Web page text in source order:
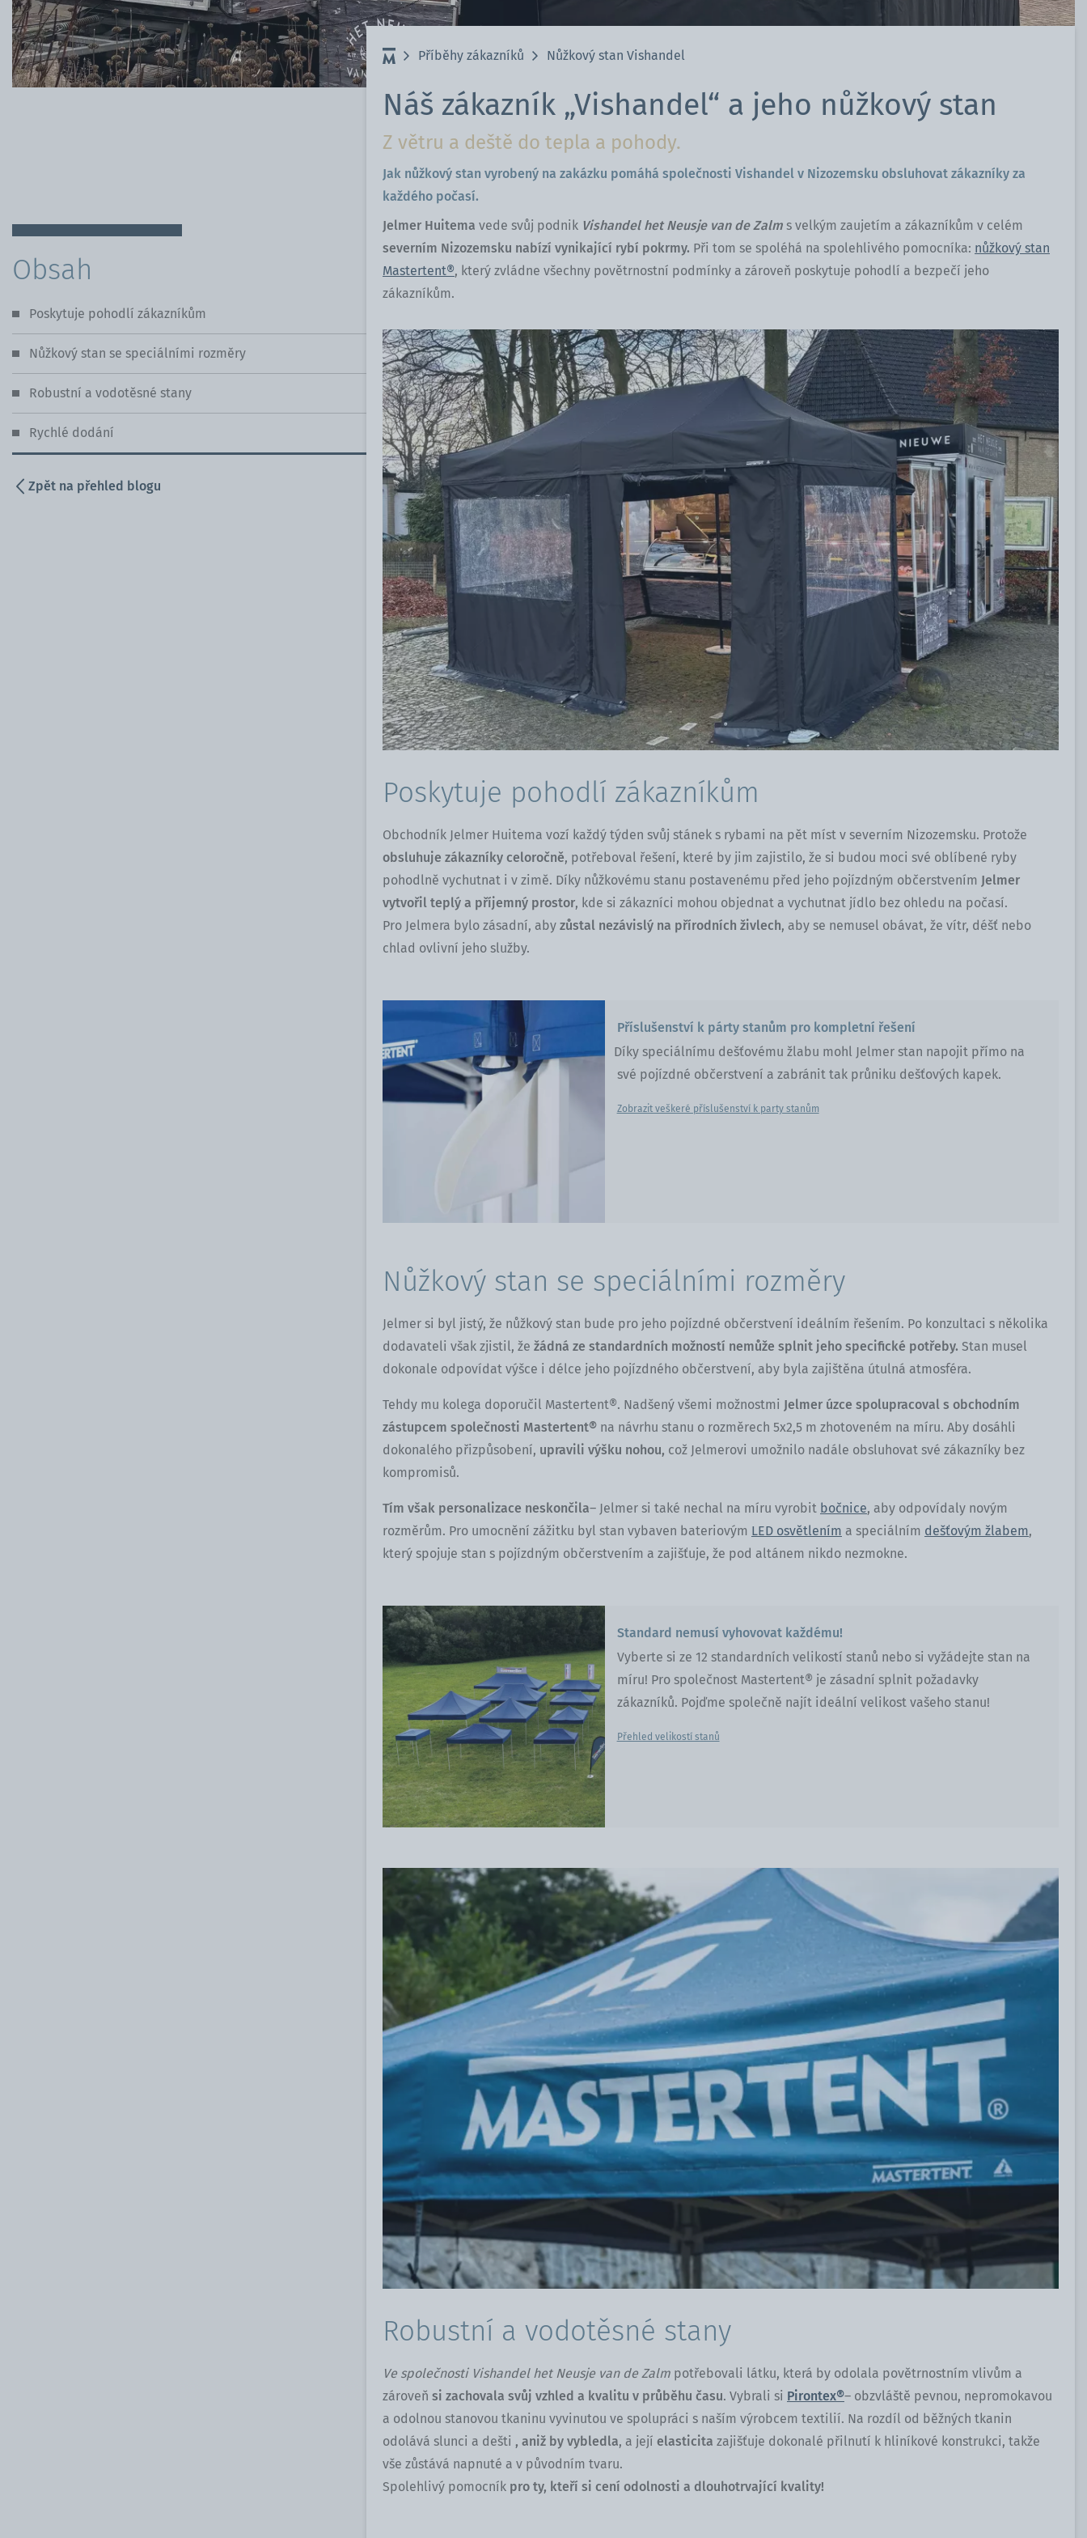
Obce a asociace
Obsah
Poskytuje pohodlí zákazníkům
Nůžkový stan se speciálními rozměry
Robustní a vodotěsné stany
Rychlé dodání
Zpět na přehled blogu
Příběhy zákazníků Nůžkový stan Vishandel
Náš zákazník „Vishandel“ a jeho nůžkový stan
Z větru a deště do tepla a pohody.
Jak nůžkový stan vyrobený na zakázku pomáhá společnosti Vishandel v Nizozemsku obsluhovat zákazníky za
každého počasí.
Jelmer Huitema vede svůj podnik Vishandel het Neusje van de Zalm s velkým zaujetím a zákazníkům v celém
severním Nizozemsku nabízí vynikající rybí pokrmy. Při tom se spoléhá na spolehlivého pomocníka: nůžkový stan
Mastertent®, který zvládne všechny povětrnostní podmínky a zároveň poskytuje pohodlí a bezpečí jeho
zákazníkům.
Poskytuje pohodlí zákazníkům
Obchodník Jelmer Huitema vozí každý týden svůj stánek s rybami na pět míst v severním Nizozemsku. Protože
obsluhuje zákazníky celoročně, potřeboval řešení, které by jim zajistilo, že si budou moci své oblíbené ryby
pohodlně vychutnat i v zimě. Díky nůžkovému stanu postavenému před jeho pojízdným občerstvením Jelmer
vytvořil teplý a příjemný prostor, kde si zákazníci mohou objednat a vychutnat jídlo bez ohledu na počasí.
Pro Jelmera bylo zásadní, aby zůstal nezávislý na přírodních živlech, aby se nemusel obávat, že vítr, déšť nebo
chlad ovlivní jeho služby.
Příslušenství k párty stanům pro kompletní řešení
Díky speciálnímu dešťovému žlabu mohl Jelmer stan napojit přímo na
své pojízdné občerstvení a zabránit tak průniku dešťových kapek.
Zobrazit veškeré příslušenství k party stanům
Nůžkový stan se speciálními rozměry
Jelmer si byl jistý, že nůžkový stan bude pro jeho pojízdné občerstvení ideálním řešením. Po konzultaci s několika
dodavateli však zjistil, že žádná ze standardních možností nemůže splnit jeho specifické potřeby. Stan musel
dokonale odpovídat výšce i délce jeho pojízdného občerstvení, aby byla zajištěna útulná atmosféra.
Tehdy mu kolega doporučil Mastertent®. Nadšený všemi možnostmi Jelmer úzce spolupracoval s obchodním
zástupcem společnosti Mastertent® na návrhu stanu o rozměrech 5x2,5 m zhotoveném na míru. Aby dosáhli
dokonalého přizpůsobení, upravili výšku nohou, což Jelmerovi umožnilo nadále obsluhovat své zákazníky bez
kompromisů.
Tím však personalizace neskončila– Jelmer si také nechal na míru vyrobit bočnice, aby odpovídaly novým
rozměrům. Pro umocnění zážitku byl stan vybaven bateriovým LED osvětlením a speciálním dešťovým žlabem,
který spojuje stan s pojízdným občerstvením a zajišťuje, že pod altánem nikdo nezmokne.
Standard nemusí vyhovovat každému!
Vyberte si ze 12 standardních velikostí stanů nebo si vyžádejte stan na
míru! Pro společnost Mastertent® je zásadní splnit požadavky
zákazníků. Pojďme společně najít ideální velikost vašeho stanu!
Přehled velikostí stanů
Robustní a vodotěsné stany
Ve společnosti Vishandel het Neusje van de Zalm potřebovali látku, která by odolala povětrnostním vlivům a
zároveň si zachovala svůj vzhled a kvalitu v průběhu času. Vybrali si Pirontex®– obzvláště pevnou, nepromokavou
a odolnou stanovou tkaninu vyvinutou ve spolupráci s naším výrobcem textilií. Na rozdíl od běžných tkanin
odolává slunci a dešti , aniž by vybledla, a její elasticita zajišťuje dokonalé přilnutí k hliníkové konstrukci, takže
vše zůstává napnuté a v původním tvaru.
Spolehlivý pomocník pro ty, kteří si cení odolnosti a dlouhotrvající kvality!